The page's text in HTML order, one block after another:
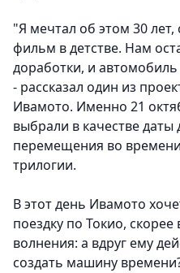
"Я мечтал об этом 30 лет,
фильм в детстве. Нам
доработки, и автомобиль
- рассказал один из
Ивамото. Именно 21
выбрали в качестве даты
перемещения во
трилогии.
В этот день Ивамото
поездку по Токио, скорее
волнения: а вдруг ему
создать машину